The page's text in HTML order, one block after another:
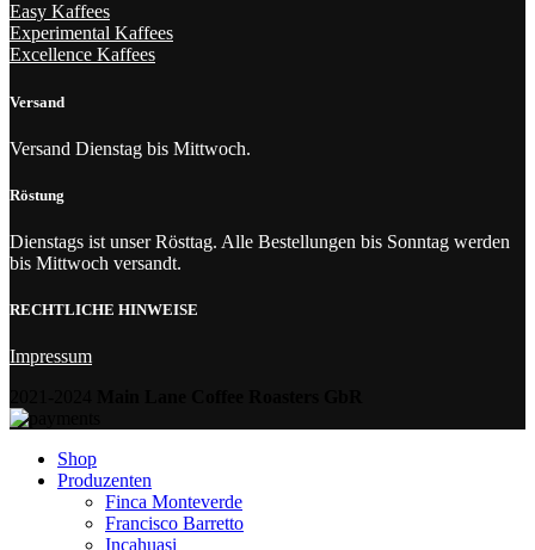
Easy Kaffees
Experimental Kaffees
Excellence Kaffees
Versand
Versand Dienstag bis Mittwoch.
Röstung
Dienstags ist unser Rösttag. Alle Bestellungen bis Sonntag werden
bis Mittwoch versandt.
RECHTLICHE HINWEISE
Impressum
Shop
Produzenten
Finca Monteverde
Francisco Barretto
Incahuasi